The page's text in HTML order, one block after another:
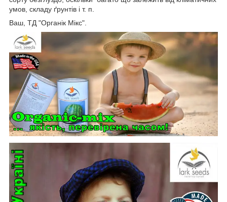
умов, складу ґрунтів і т. п.
Ваш, ТД "Органік Мікс".